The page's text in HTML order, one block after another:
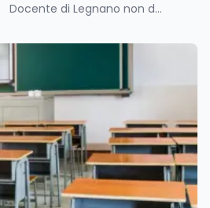
Docente di Legnano non denuncia: cosa cambia con la legge 2026